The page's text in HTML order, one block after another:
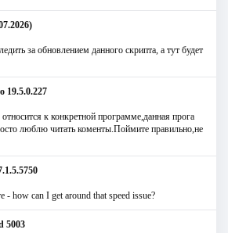
за обновлением данного скрипта, а тут будет
19.5.0.227
к конкретной программе,данная прога
люблю читать коменты.Поймите правильно,не
- how can I get around that speed issue?
5003